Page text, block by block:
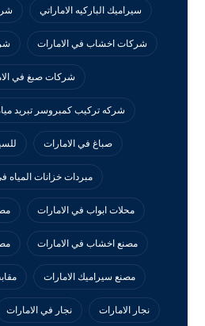
سيراميك الباركيه الاماراتي
شركات اخشاب في الامارات
شركات صبغ في
شركه تركيب كمبروسر تبريد
صباغ في الامارات
مبردات خزانات المياه
محلات ابواب في الامارات
مصنع اخشاب في الامارات
مصنع سيراميك الامارات
نجار الامارات نجار في الامارات